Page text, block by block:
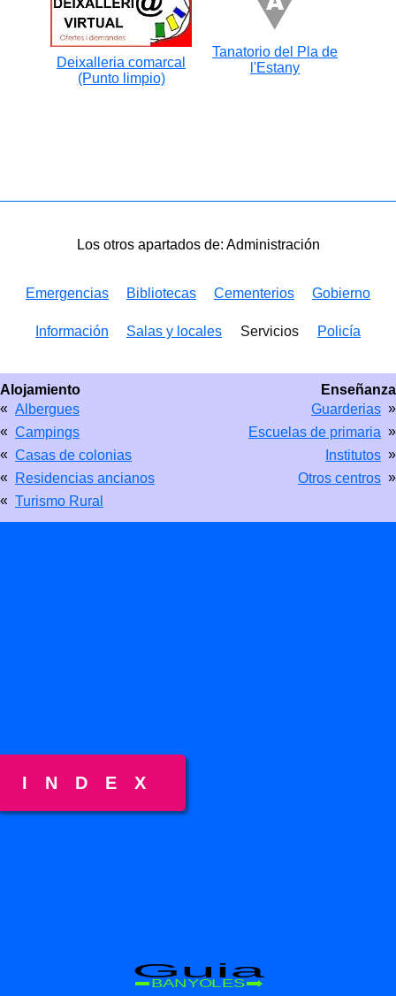
Deixalleria comarcal
(Punto limpio)
Tanatorio del Pla de
l'Estany
Los otros apartados de: Administración
Emergencias Bibliotecas Cementerios Gobierno
Información Salas y locales Servicios Policía
Enseñanza
Guarderias »
Escuelas de primaria »
Institutos »
Otros centros »
Alojamiento
« Albergues
« Campings
« Casas de colonias
« Residencias ancianos
« Turismo Rural
Guia
BANYOLES
INDEX